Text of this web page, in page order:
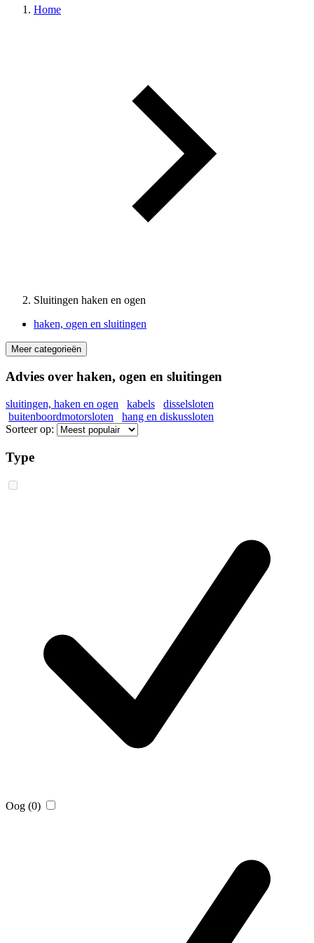
Home
Sluitingen haken en ogen
haken, ogen en sluitingen
Meer categorieën
Advies over haken, ogen en sluitingen
sluitingen, haken en ogen kabels
disselsloten
buitenboordmotorsloten
hang en diskussloten
Sorteer op:
Type
Oog (0)